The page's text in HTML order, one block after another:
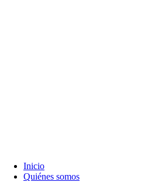
Inicio
Quiénes somos